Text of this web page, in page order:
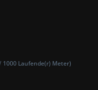
1000 Laufende(r) Meter)